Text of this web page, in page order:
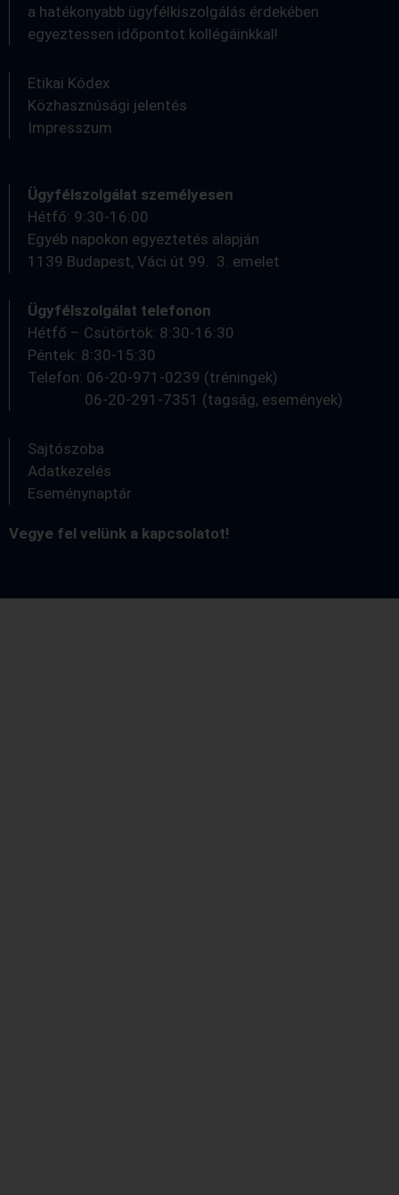
a hatékonyabb ügyfélkiszolgálás érdekében
egyeztessen időpontot kollégáinkkal!
Etikai Kódex
Közhasznúsági jelentés
Impresszum
Ügyfélszolgálat személyesen
Hétfő: 9:30-16:00
Egyéb napokon egyeztetés alapján
1139 Budapest, Váci út 99. 3. emelet
Ügyfélszolgálat telefonon
Hétfő – Csütörtök: 8:30-16:30
Péntek: 8:30-15:30
Telefon: 06-20-971-0239 (tréningek)
06-20-291-7351 (tagság, események)
Sajtószoba
Adatkezelés
Eseménynaptár
Vegye fel velünk a kapcsolatot!